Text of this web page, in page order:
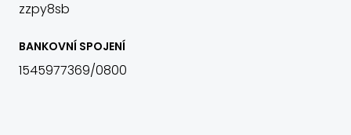
zzpy8sb
BANKOVNÍ SPOJENÍ
1545977369/0800